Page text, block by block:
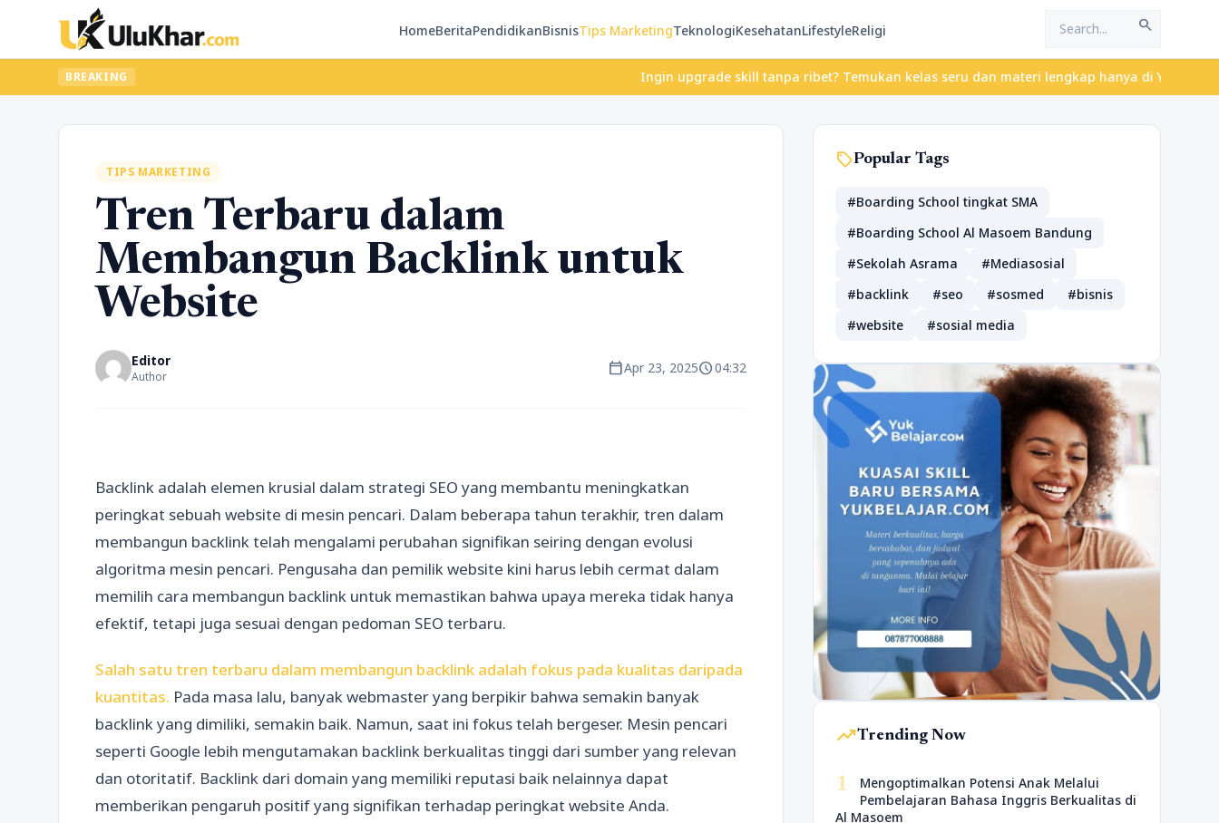
HomeBeritaPendidikanBisnisTips MarketingTeknologiKesehatanLifestyleReligi search
BREAKING Ingin upgrade skill tanpa ribet? Temukan kelas seru dan materi lengkap hanya di YukBelajar.com.
TIPS MARKETING
Tren Terbaru dalam
Membangun Backlink untuk
Website
Editor
Author calendar_todayApr 23, 2025schedule04:32
Backlink adalah elemen krusial dalam strategi SEO yang membantu meningkatkan
peringkat sebuah website di mesin pencari. Dalam beberapa tahun terakhir, tren dalam
membangun backlink telah mengalami perubahan signifikan seiring dengan evolusi
algoritma mesin pencari. Pengusaha dan pemilik website kini harus lebih cermat dalam
memilih cara membangun backlink untuk memastikan bahwa upaya mereka tidak hanya
efektif, tetapi juga sesuai dengan pedoman SEO terbaru.
Salah satu tren terbaru dalam membangun backlink adalah fokus pada kualitas daripada
kuantitas. Pada masa lalu, banyak webmaster yang berpikir bahwa semakin banyak
backlink yang dimiliki, semakin baik. Namun, saat ini fokus telah bergeser. Mesin pencari
seperti Google lebih mengutamakan backlink berkualitas tinggi dari sumber yang relevan
dan otoritatif. Backlink dari domain yang memiliki reputasi baik nelainnya dapat
memberikan pengaruh positif yang signifikan terhadap peringkat website Anda.
sellPopular Tags
#Boarding School tingkat SMA
#Boarding School Al Masoem Bandung
#Sekolah Asrama
#Mediasosial
#backlink
#seo #sosmed
#bisnis
#website
#sosial media
trending_upTrending Now
1
Mengoptimalkan Potensi Anak Melalui
Pembelajaran Bahasa Inggris Berkualitas di
Al Masoem